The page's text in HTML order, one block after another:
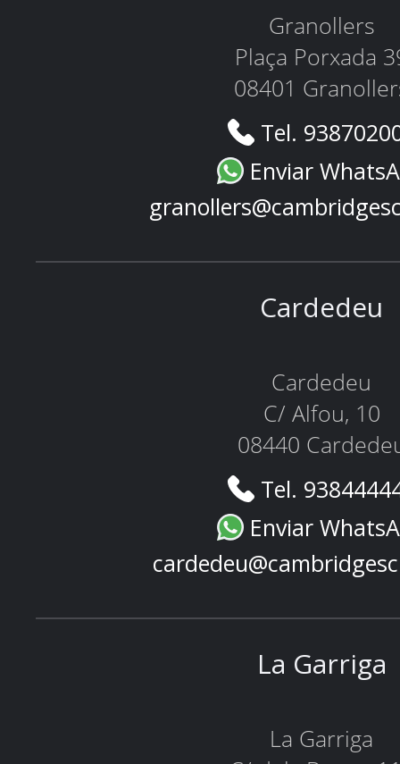
Granollers
Plaça Porxada
08401
Tel.
Enviar
Cardedeu
Cardedeu
C/ Alfou, 10
08440
Tel.
Enviar
La Garriga
La Garriga